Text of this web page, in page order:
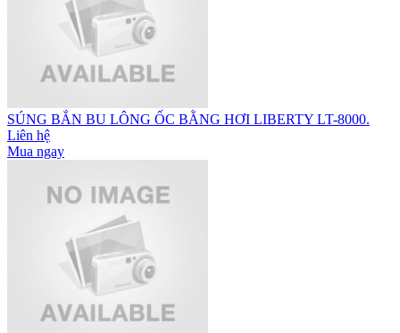
SÚNG BẮN BU LÔNG ỐC BẰNG HƠI LIBERTY LT-8000.
Liên hệ
Mua ngay